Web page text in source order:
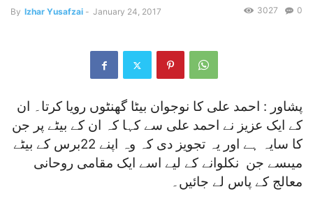
By Izhar Yusafzai - January 24, 2017 0
3027
پشاور : احمد علی کا نوجوان بیٹا گھنٹوں رویا کرتا۔ ان
کے ایک عزیز نے احمد علی سے کہا کہ ان کے بیٹے پر جن
کا سایہ ہے اور یہ تجویز دی کہ وہ اپنے 22برس کے بیٹے
میںسے جن نکلوانے کے لیے اسے ایک مقامی روحانی
معالج کے پاس لے جائیں۔